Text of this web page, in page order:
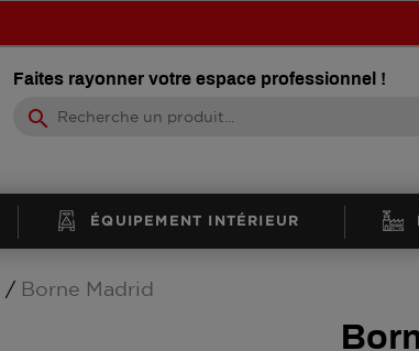
Faites rayonner votre espace professionnel !
search
ÉQUIPEMENT INTÉRIEUR
Borne Madrid